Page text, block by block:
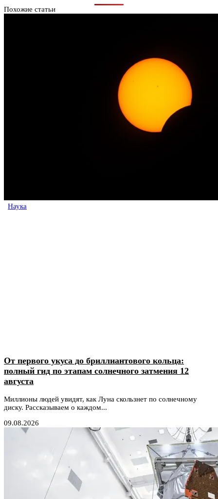
Похожие статьи
Наука
От первого укуса до бриллиантового кольца:
полный гид по этапам солнечного затмения 12
августа
Миллионы людей увидят, как Луна скользнет по солнечному
диску. Рассказываем о каждом...
09.08.2026